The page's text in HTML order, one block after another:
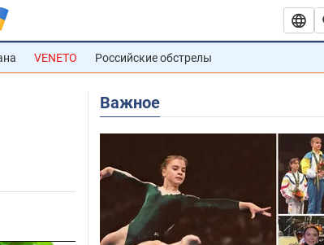
VENETO Российские обстрелы
Важное